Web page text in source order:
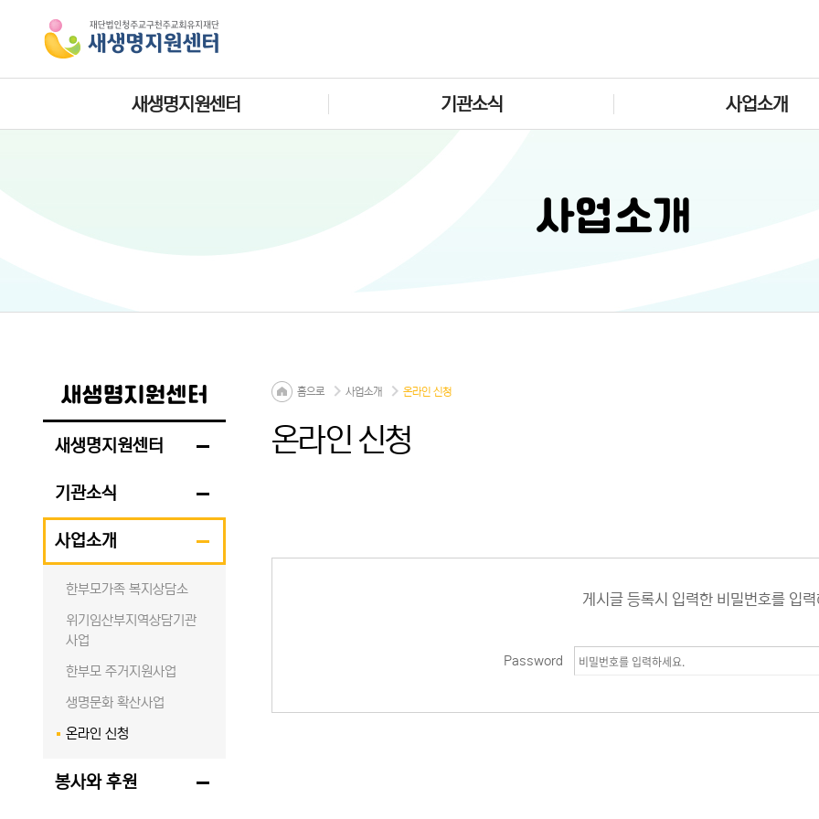
새생명지원센터 기관소식 사업소개
사업소개
새생명지원센터
새생명지원센터
기관소식
사업소개
한부모가족 복지상담소
위기임산부지역상담기관
사업
한부모 주거지원사업
생명문화 확산사업
온라인 신청
봉사와 후원
홈으로 사업소개 온라인 신청
온라인 신청
게시글 등록시 입력한 비밀번호를 입
Password